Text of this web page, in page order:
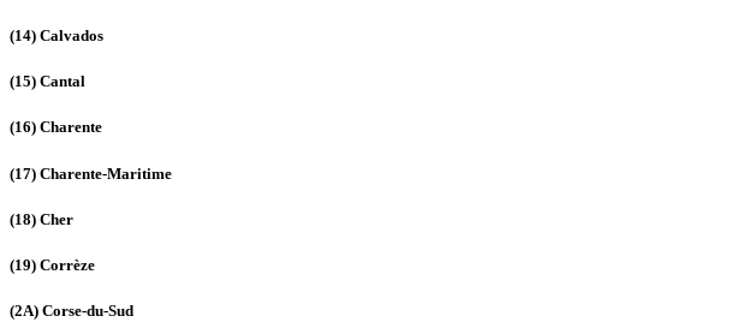
(14) Calvados
(15) Cantal
(16) Charente
(17) Charente-Maritime
(18) Cher
(19) Corrèze
(2A) Corse-du-Sud